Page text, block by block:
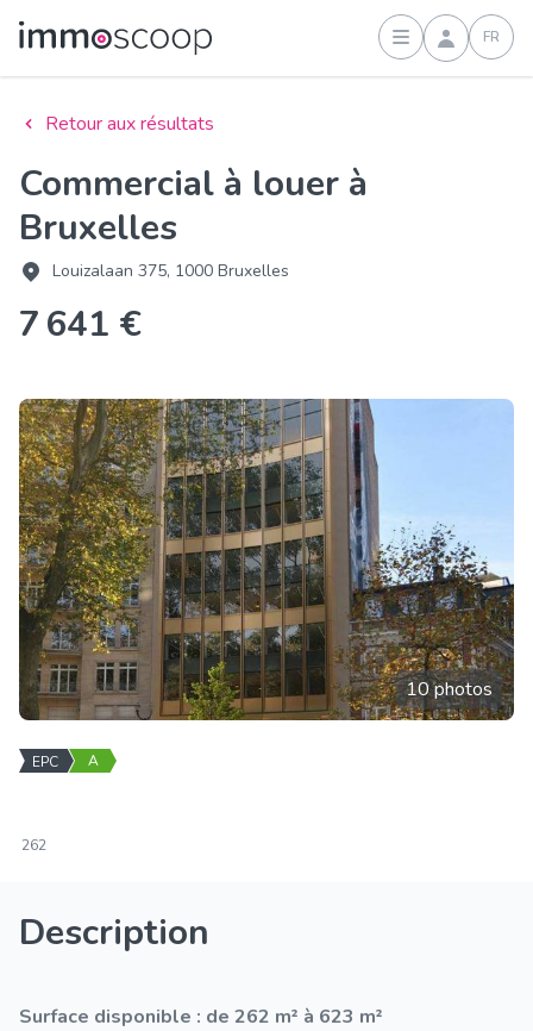
Connexion
FR
Retour aux résultats
Commercial à louer à
Bruxelles
Louizalaan 375, 1000 Bruxelles
7 641 €
10 photos
EPC A
262
Description
Surface disponible : de 262 m² à 623 m²